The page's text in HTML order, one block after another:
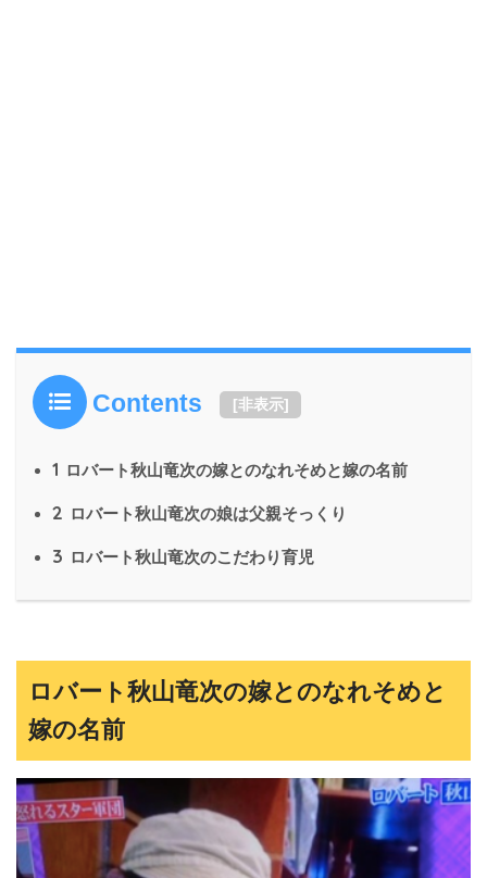
Contents [非表示]
1 ロバート秋山竜次の嫁とのなれそめと嫁の名前
2 ロバート秋山竜次の娘は父親そっくり
3 ロバート秋山竜次のこだわり育児
ロバート秋山竜次の嫁とのなれそめと
嫁の名前